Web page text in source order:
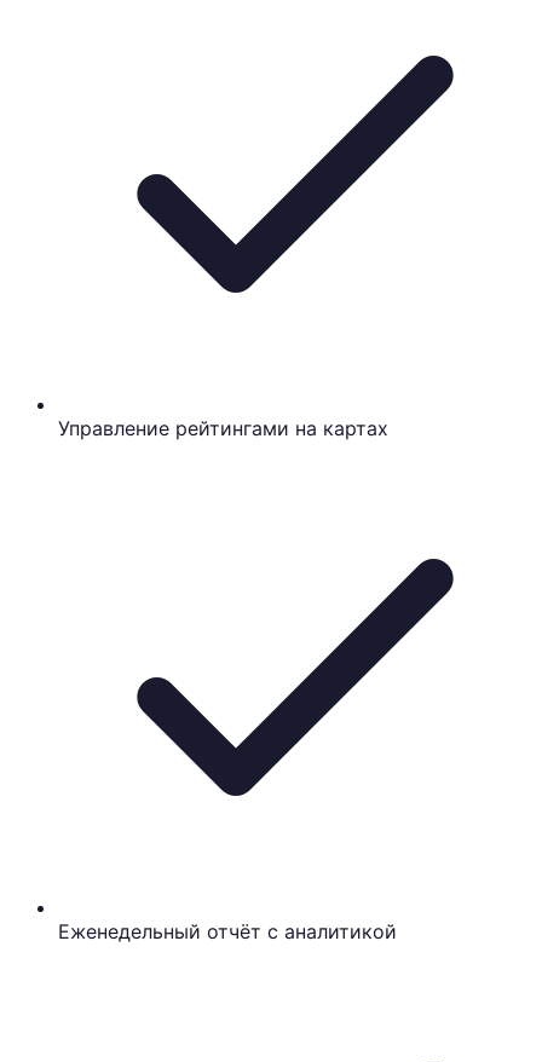
Управление рейтингами на картах
Еженедельный отчёт с аналитикой